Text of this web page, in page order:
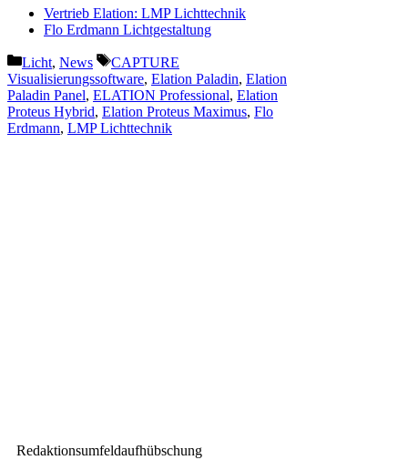
Vertrieb Elation: LMP Lichttechnik
Flo Erdmann Lichtgestaltung
Kategorien
Licht, News Schlagwörter
CAPTURE
Visualisierungssoftware, Elation Paladin, Elation
Paladin Panel, ELATION Professional, Elation
Proteus Hybrid, Elation Proteus Maximus, Flo
Erdmann, LMP Lichttechnik
Redaktionsumfeldaufhübschung